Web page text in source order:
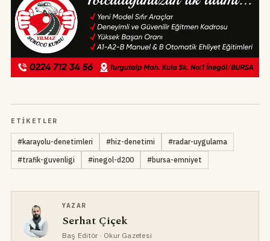
ETIKETLER
#karayolu-denetimleri #hiz-denetimi #radar-uygulama
#trafik-guvenligi #inegol-d200 #bursa-emniyet
YAZAR
Serhat Çiçek
Baş Editör · Okur Gazetesi